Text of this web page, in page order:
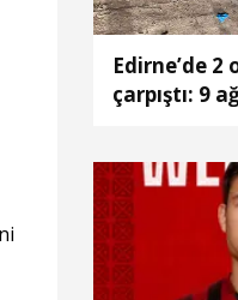
Edirne’de
çarpıştı: 9